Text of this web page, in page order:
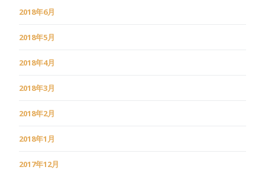
2018年6月
2018年5月
2018年4月
2018年3月
2018年2月
2018年1月
2017年12月